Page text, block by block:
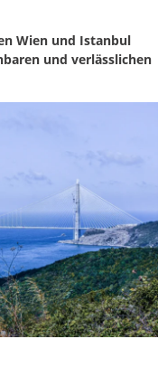
Wien und Istanbul
und verlässlichen